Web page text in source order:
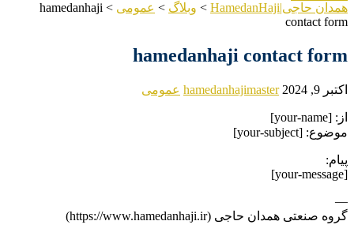
همدان حاجی|HamedanHaji > وبلاگ > عمومی >
hamedanhaji
contact form
hamedanhaji contact form
اکتبر 9, 2024 hamedanhajimaster عمومی
از: [your-name]
موضوع: [your-subject]
پیام:
[your-message]
—
گروه صنعتی همدان حاجی (https://www.hamedanhaji.ir)